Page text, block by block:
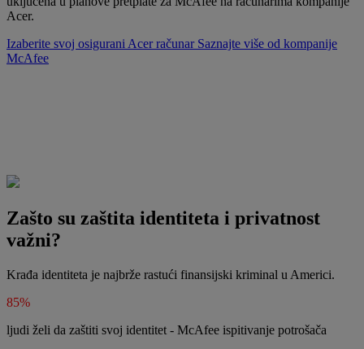
Acer.
Izaberite svoj osigurani Acer računar Saznajte više od kompanije
McAfee
Zašto su zaštita identiteta i privatnost
važni?
Krađa identiteta je najbrže rastući finansijski kriminal u Americi.
85%
ljudi želi da zaštiti svoj identitet - McAfee ispitivanje potrošača